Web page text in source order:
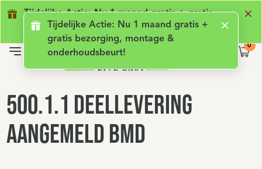
Tijdelijke Actie: Nu 1 maand gratis + gratis
bezorging, montage & onderhoudsbeurt!
Tijdelijke Actie: Nu 1 maand gratis +
gratis bezorging, montage &
onderhoudsbeurt!
Geen lening met rente Luxe comfort
500.1.1 Deellevering
aangemeld BMD